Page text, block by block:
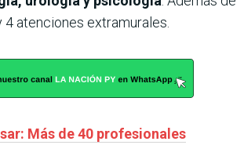
atenciones extramurales.
Más de 40 profesionales